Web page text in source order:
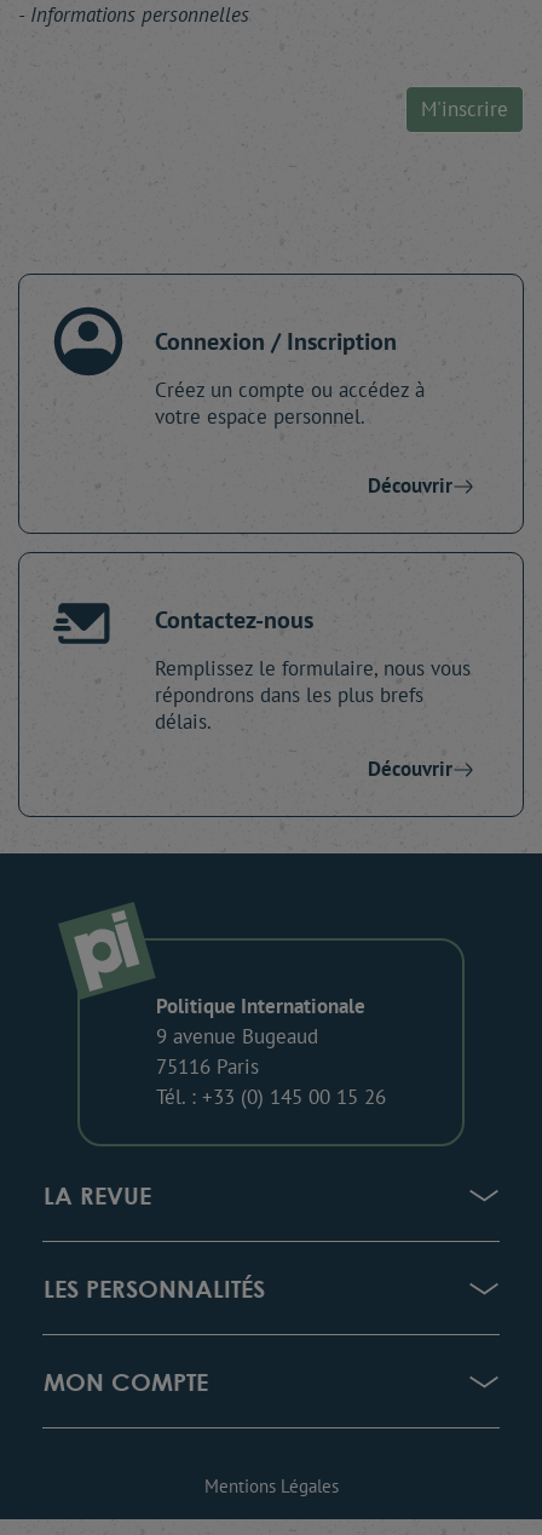
Informations personnelles
M'inscrire
Connexion / Inscription
Créez un compte ou accédez à
votre espace personnel.
Découvrir
Contactez-nous
Remplissez le formulaire, nous vous
répondrons dans les plus brefs
délais.
Découvrir
Politique Internationale
9 avenue Bugeaud
75116 Paris
Tél. : +33 (0) 145 00 15 26
LA REVUE
LES PERSONNALITÉS
MON COMPTE
Mentions Légales